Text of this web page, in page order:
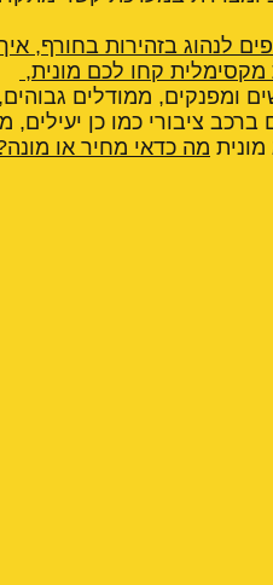
לנהוג בזהירות בחורף,
קחו לכם מונית,
ומפנקים, ממודלים
ציבורי כמו כן יעילים,
מה כדאי מחיר או